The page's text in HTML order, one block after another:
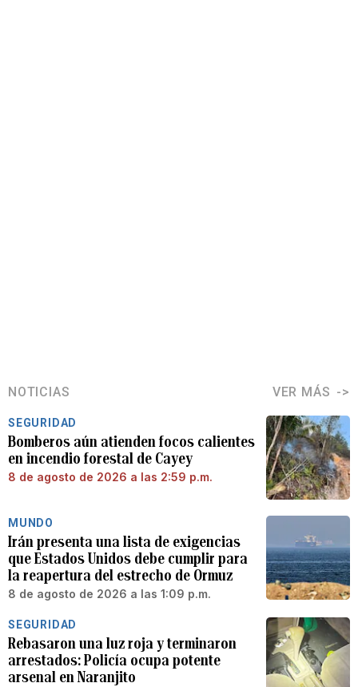
NOTICIAS VER MÁS
SEGURIDAD
Bomberos aún atienden focos calientes
en incendio forestal de Cayey
8 de agosto de 2026 a las 2:59 p.m.
MUNDO
Irán presenta una lista de exigencias
que Estados Unidos debe cumplir para
la reapertura del estrecho de Ormuz
8 de agosto de 2026 a las 1:09 p.m.
SEGURIDAD
Rebasaron una luz roja y terminaron
arrestados: Policía ocupa potente
arsenal en Naranjito